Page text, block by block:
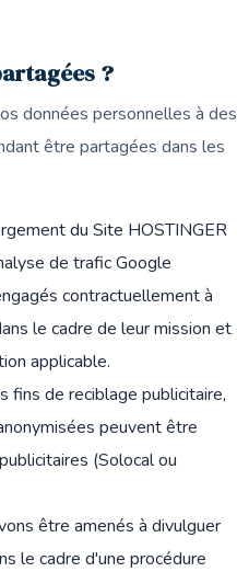
?
données personnelles à des
être partagées dans les
du Site HOSTINGER
de trafic Google
contractuellement à
le cadre de leur mission et
applicable.
fins de reciblage publicitaire,
peuvent être
(Solocal ou
être amenés à divulguer
le cadre d'une procédure